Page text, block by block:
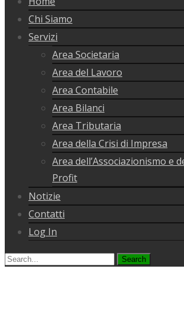
Chi Siamo
Servizi
Area Societaria
Area del Lavoro
Area Contabile
Area Bilanci
Area Tributaria
Area della Crisi di Impresa
Area dell’Associazionismo e
Profit
Notizie
Contatti
Log In
Search